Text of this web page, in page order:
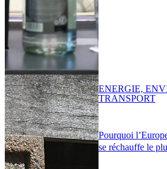
Pourquoi
se réchauffe le
ENERGIE,
TRANSPORT